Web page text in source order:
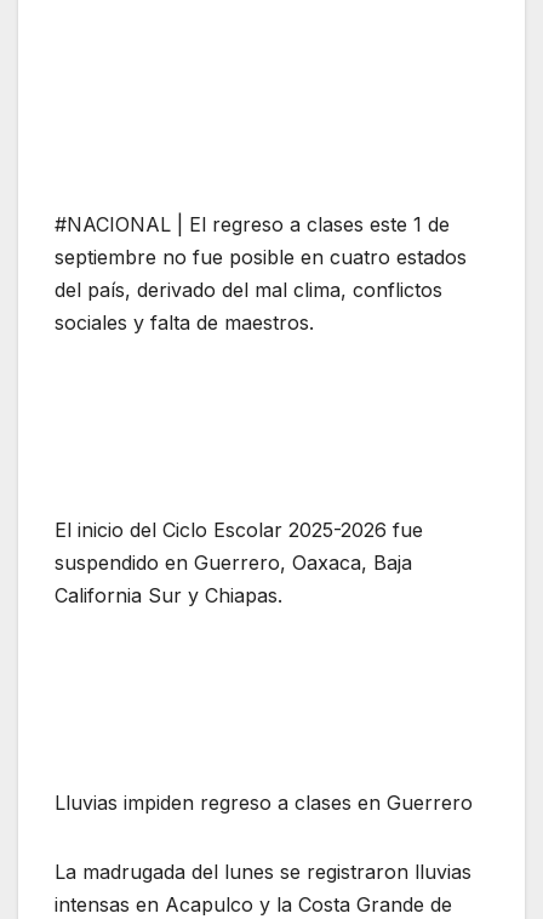
#NACIONAL | El regreso a clases este 1 de
septiembre no fue posible en cuatro estados
del país, derivado del mal clima, conflictos
sociales y falta de maestros.
El inicio del Ciclo Escolar 2025-2026 fue
suspendido en Guerrero, Oaxaca, Baja
California Sur y Chiapas.
Lluvias impiden regreso a clases en Guerrero
La madrugada del lunes se registraron lluvias
intensas en Acapulco y la Costa Grande de